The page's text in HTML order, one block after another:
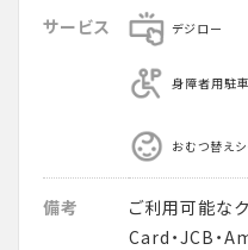
サービス デジロー
身障者用駐
おむつ替え
備考
ご利用可能な
Card・JCB・